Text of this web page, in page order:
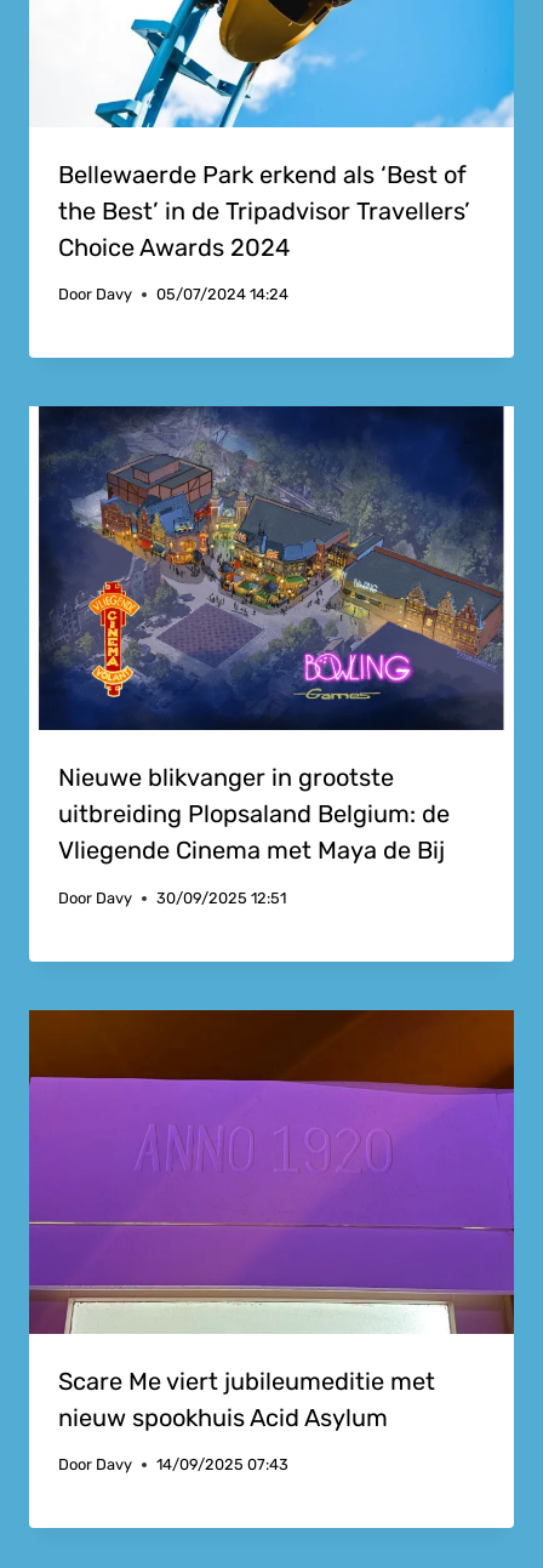
Bellewaerde Park erkend als ‘Best of
the Best’ in de Tripadvisor Travellers’
Choice Awards 2024
Door Davy 05/07/2024 14:24
Nieuwe blikvanger in grootste
uitbreiding Plopsaland Belgium: de
Vliegende Cinema met Maya de Bij
Door Davy 30/09/2025 12:51
Scare Me viert jubileumeditie met
nieuw spookhuis Acid Asylum
Door Davy 14/09/2025 07:43